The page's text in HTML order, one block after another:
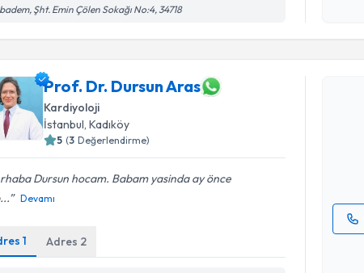
Şht. Emin Çölen Sokağı No:4, 34718
Prof. Dr. Dursun Aras
Kardiyoloji
İstanbul , Kadıköy
5 (3 Değerlendirme)
Dursun hocam. Babam yasinda ay önce
Devamı
1 Adres 2